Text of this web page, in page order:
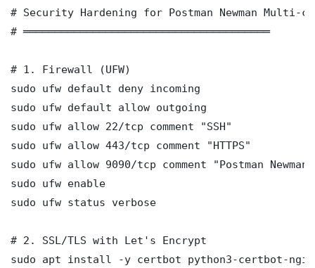
# Security Hardening for Postman Newman Multi-
# ═══════════════════════════════════════
# 1. Firewall (UFW)
sudo ufw default deny incoming
sudo ufw default allow outgoing
sudo ufw allow 22/tcp comment "SSH"
sudo ufw allow 443/tcp comment "HTTPS"
sudo ufw allow 9090/tcp comment "Postman
sudo ufw enable
sudo ufw status verbose
# 2. SSL/TLS with Let's Encrypt
sudo apt install -y certbot python3-certbot-